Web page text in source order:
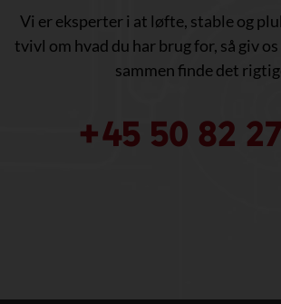
Vi er eksperter i at løfte, stable og
tvivl om hvad du har brug for, så giv
sammen finde det
+45 50 82